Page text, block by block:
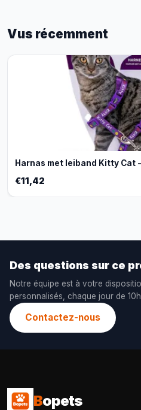
Vus récemment
Harnas met leiband Kitty Cat
€11,42
Des questions sur ce
Notre équipe est à votre
personnalisés, chaque jour de
Contactez-nous
Bopets